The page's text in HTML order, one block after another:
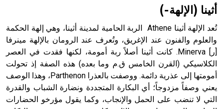
أثينا (الإلهة-)
تُعد الإلهة أثينا Athene الربة الحامية لمدينة أثينا، وهي إلهة الحكمة
والعلوم والفنون عند الإغريق، وتُعرف عند الرومان بالإلهة مينرفا
[ر] Minerva. كانت أثينا أصلاً ربة أمومة، لكنها فقدت في العصر
الكلاسيكي (القرن الخامس ق.م وما بعده) هذه الصفة إذ تحولت
أمومتها إلى عذرية دائمة. ووصفت بالعذرا Parthenon، وهذا الوصف
يعني وصفاً مزدوجاً؛ أي البكارة المتجددة ونضارة الشباب والقدرة
التي لا تنضب على الحمل والإنجاب، وكما يقول مؤرخو الحضارات